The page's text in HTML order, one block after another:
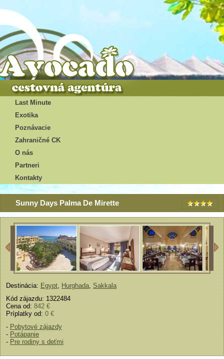
Last Minute
Exotika
Poznávacie
Zahraničné CK
O nás
Partneri
Kontakty
Sunny Days Palma De Mirette
Destinácia: Egypt, Hurghada, Sakkala
Kód zájazdu: 1322484
Cena od: 842 €
Príplatky od: 0 €
- Pobytové zájazdy
- Potápanie
- Pre rodiny s deťmi